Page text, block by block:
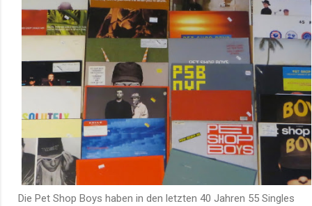
Die Pet Shop Boys haben in den letzten 40 Jahren 55 Singles